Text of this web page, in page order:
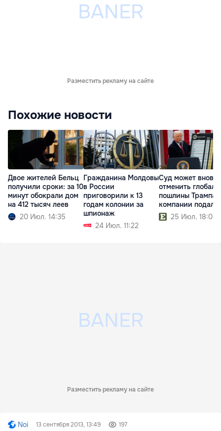
Разместить рекламу на сайте
Похожие новости
Двое жителей Бельц
получили сроки: за 10
минут обокрали дом
на 412 тысяч леев
20 Июл. 14:35
Гражданина Молдовы
в России
приговорили к 13
годам колонии за
шпионаж
24 Июл. 11:22
Суд может вновь
отменить
пошлины Трампа:
компании подали
25 Июл. 18:00
Разместить рекламу на сайте
Noi 13 сентября 2013, 13:49 197